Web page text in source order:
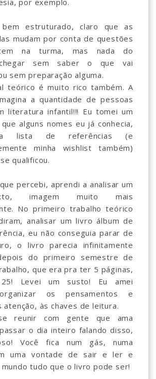
por exemplo.
estruturado, claro que as
mudam por conta de questões
na turma, mas nada do
sem saber o que vai
sem preparação alguma.
teórico é muito rico também. A
a quantidade de pessoas
literatura infantil!!! Eu tomei um
alguns nomes eu já conhecia,
lista de referências (e
minha wishlist também)
qualificou.
percebi, aprendi a analisar um
imagem muito mais
No primeiro trabalho teórico
analisar um livro álbum de
eu não conseguia parar de
o livro parecia infinitamente
do primeiro semestre de
que era pra ter 5 páginas,
Levei um susto! Eu amei
os pensamentos e
às chaves de leitura.
reunir com gente que ama
o dia inteiro falando disso,
Você fica num gás, numa
uma vontade de sair e ler e
tudo que o livro pode ser!